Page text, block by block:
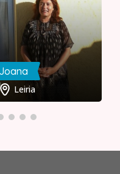
Joana
Leiria